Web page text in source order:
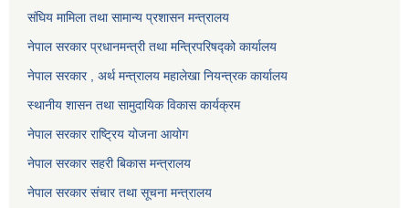
संघिय मामिला तथा सामान्य प्रशासन मन्त्रालय
नेपाल सरकार प्रधानमन्त्री तथा मन्त्रिपरिषद्को कार्यालय
नेपाल सरकार , अर्थ मन्त्रालय महालेखा नियन्त्रक कार्यालय
स्थानीय शासन तथा सामुदायिक विकास कार्यक्रम
नेपाल सरकार राष्ट्रिय योजना आयोग
नेपाल सरकार सहरी बिकास मन्त्रालय
नेपाल सरकार संचार तथा सूचना मन्त्रालय